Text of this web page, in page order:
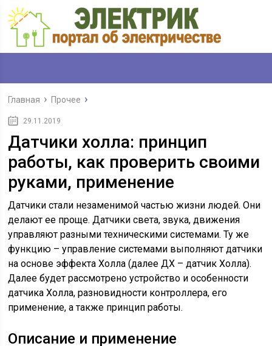
Главная Прочее
29.11.2019
Датчики холла: принцип
работы, как проверить своими
руками, применение
Датчики стали незаменимой частью жизни людей. Они
делают ее проще. Датчики света, звука, движения
управляют разными техническими системами. Ту же
функцию – управление системами выполняют датчики
на основе эффекта Холла (далее ДХ – датчик Холла).
Далее будет рассмотрено устройство и особенности
датчика Холла, разновидности контроллера, его
применение, а также принцип работы.
Описание и применение